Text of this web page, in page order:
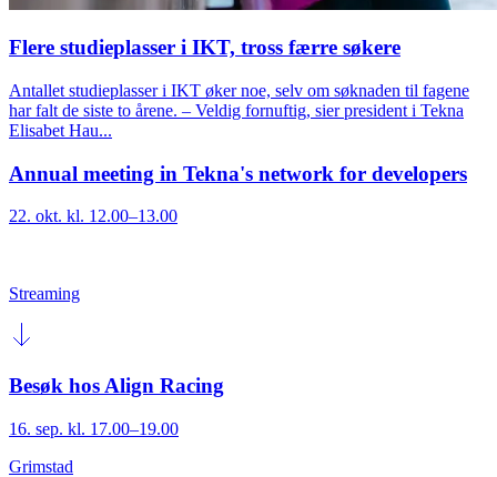
Flere studieplasser i IKT, tross færre søkere
Antallet studieplasser i IKT øker noe, selv om søknaden til fagene
har falt de siste to årene. – Veldig fornuftig, sier president i Tekna
Elisabet Hau...
Annual meeting in Tekna's network for developers
22. okt. kl. 12.00–13.00
Streaming
Besøk hos Align Racing
16. sep. kl. 17.00–19.00
Grimstad